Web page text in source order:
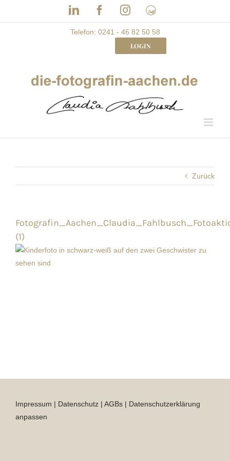
LinkedInFacebookInstagram
Frau
mit
Bizz
Telefon: 0241 - 46 82 50 58
LOGIN
Zurück
(1)
Impressum | Datenschutz | AGBs | Datenschutzerklärung
anpassen